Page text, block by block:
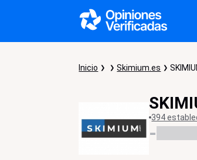
Inicio Skimium.es
394
-